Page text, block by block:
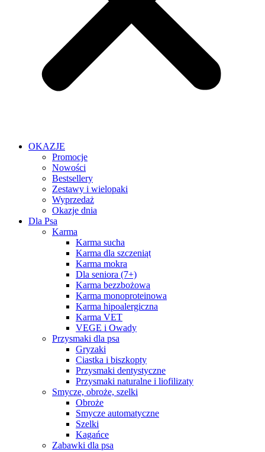
OKAZJE
Promocje
Nowości
Bestsellery
Zestawy i wielopaki
Wyprzedaż
Okazje dnia
Dla Psa
Karma
Karma sucha
Karma dla szczeniąt
Karma mokra
Dla seniora (7+)
Karma bezzbożowa
Karma monoproteinowa
Karma hipoalergiczna
Karma VET
VEGE i Owady
Przysmaki dla psa
Gryzaki
Ciastka i biszkopty
Przysmaki dentystyczne
Przysmaki naturalne i liofilizaty
Smycze, obroże, szelki
Obroże
Smycze automatyczne
Szelki
Kagańce
Zabawki dla psa